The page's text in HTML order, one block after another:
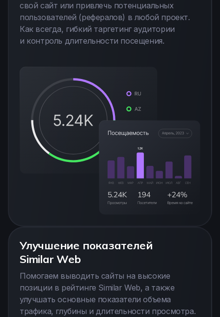
свой сайт или привлечь потенциальных
пользователей (рефералов) в любой проект.
Как всегда, гибкий таргетинг аудитории
и контроль длительности посещения.
Улучшение показателей
Similar Web
Помогаем выводить сайты на высокие
позиции в рейтинге Similar Web, а также
улучшать основные показатели объема
трафика, глубины и длительности просмотра.